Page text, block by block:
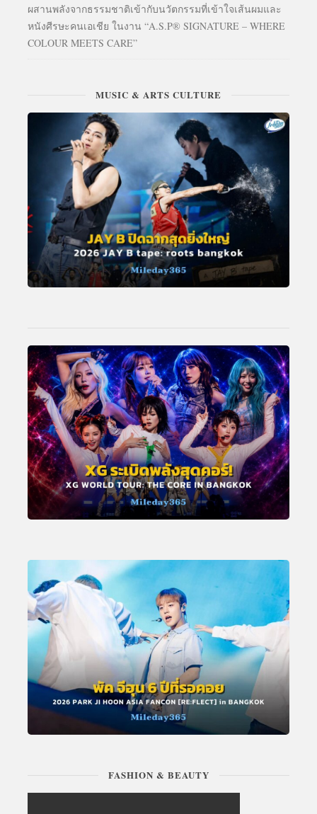
ผสานพลังจากธรรมชาติเข้ากับนวัตกรรมที่เข้าใจเส้นผมและ
หนังศีรษะคนเอเชีย ในงาน “A.S.P® SIGNATURE – WHERE
COLOUR MEETS CARE”
MUSIC & ARTS CULTURE
FASHION & BEAUTY